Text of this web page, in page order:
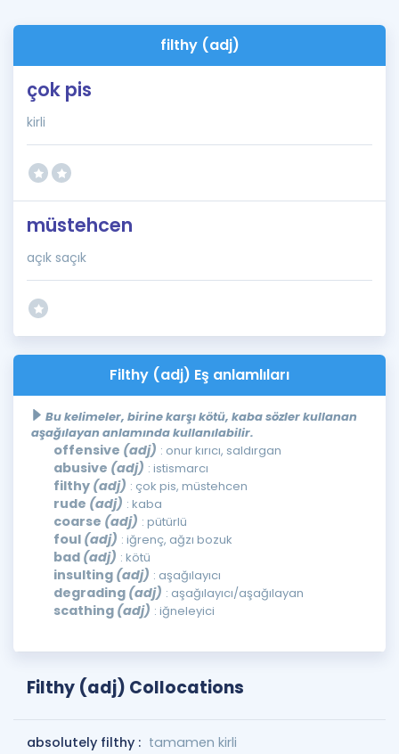
filthy (adj)
çok pis
kirli
müstehcen
açık saçık
Filthy (adj) Eş anlamlıları
Bu kelimeler, birine karşı kötü, kaba sözler kullanan
aşağılayan anlamında kullanılabilir.
offensive (adj) : onur kırıcı, saldırgan
abusive (adj) : istismarcı
filthy (adj) : çok pis, müstehcen
rude (adj) : kaba
coarse (adj) : pütürlü
foul (adj) : iğrenç, ağzı bozuk
bad (adj) : kötü
insulting (adj) : aşağılayıcı
degrading (adj) : aşağılayıcı/aşağılayan
scathing (adj) : iğneleyici
Filthy (adj) Collocations
absolutely filthy : tamamen kirli